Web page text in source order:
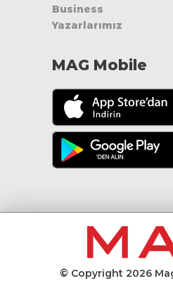
Business
Yazarlarımız
MAG Mobile
© Copyright 2026